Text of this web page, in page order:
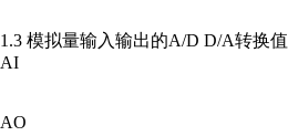
1.3 模拟量输入输出的A/D D/A转换值
AI
AO